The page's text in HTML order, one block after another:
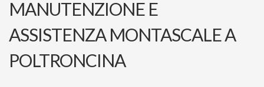
MANUTENZIONE E
ASSISTENZA MONTASCALE A
POLTRONCINA